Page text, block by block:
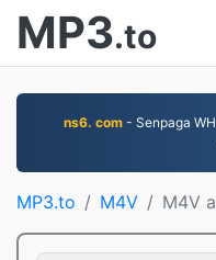
MP3.to
ns6. com- Senpaga
MP3.to M4V M4V